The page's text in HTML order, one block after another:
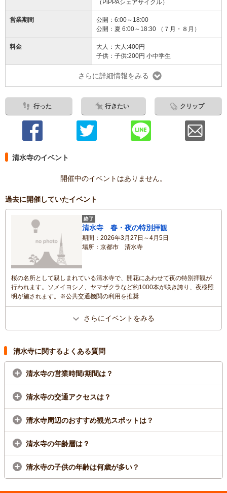
（PiPPAシェアサイクル）
営業期間
公開：6:00～18:00
公開：夏 6:00～18:30 （７月・８月）
料金
大人：大人:400円
子供：子供:200円 小中学生
さらに詳細情報をみる
行った 行きたい クリップ
清水寺のイベント
開催中のイベントはありません。
過去に開催していたイベント
終了
清水寺 春・夜の特別拝観
期間
2026年3月27日～4月5日
場所
京都市 清水寺
桜の名所として親しまれている清水寺で、開花にあわせて夜の特別拝観が
行われます。ソメイヨシノ、ヤマザクラなど約1000本が咲き誇り、夜桜照
明が施されます。※公共交通機関の利用を推奨
さらにイベントをみる
清水寺に関するよくある質問
清水寺の営業時間/期間は？
清水寺の交通アクセスは？
清水寺周辺のおすすめ観光スポットは？
清水寺の年齢層は？
清水寺の子供の年齢は何歳が多い？